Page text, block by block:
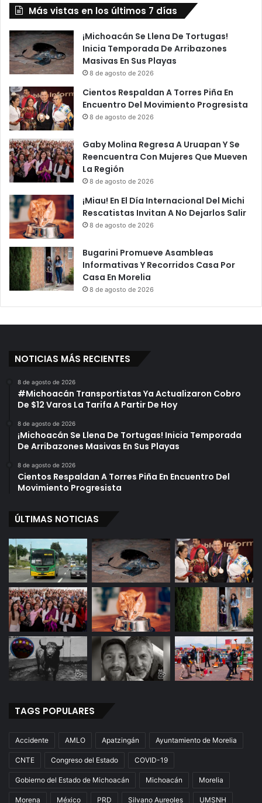
Más vistas en los últimos 7 días
¡Michoacán Se Llena De Tortugas!
Inicia Temporada De Arribazones
Masivas En Sus Playas
8 de agosto de 2026
Cientos Respaldan A Torres Piña En
Encuentro Del Movimiento Progresista
8 de agosto de 2026
Gaby Molina Regresa A Uruapan Y Se
Reencuentra Con Mujeres Que Mueven
La Región
8 de agosto de 2026
¡Miau! En El Día Internacional Del Michi
Rescatistas Invitan A No Dejarlos Salir
8 de agosto de 2026
Bugarini Promueve Asambleas
Informativas Y Recorridos Casa Por
Casa En Morelia
8 de agosto de 2026
NOTICIAS MÁS RECIENTES
8 de agosto de 2026
#Michoacán Transportistas Ya Actualizaron Cobro
De $12 Varos La Tarifa A Partir De Hoy
8 de agosto de 2026
¡Michoacán Se Llena De Tortugas! Inicia Temporada
De Arribazones Masivas En Sus Playas
8 de agosto de 2026
Cientos Respaldan A Torres Piña En Encuentro Del
Movimiento Progresista
ÚLTIMAS NOTICIAS
TAGS POPULARES
Accidente AMLO Apatzingán Ayuntamiento de Morelia
CNTE Congreso del Estado COVID-19
Gobierno del Estado de Michoacán Michoacán Morelia
Morena México PRD Silvano Aureoles UMSNH